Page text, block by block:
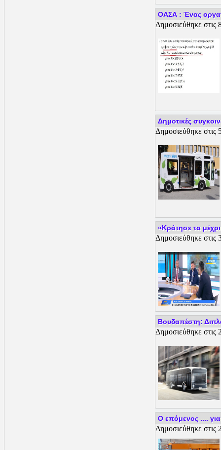
ΟΑΣΑ : Ένας
Δημοσιεύθηκε στις
Δημοτικές
Δημοσιεύθηκε στις
«Κράτησε τα μέχρι
Δημοσιεύθηκε στις
Βουδαπέστη:
Δημοσιεύθηκε στις
Ο επόμενος ....
Δημοσιεύθηκε στις